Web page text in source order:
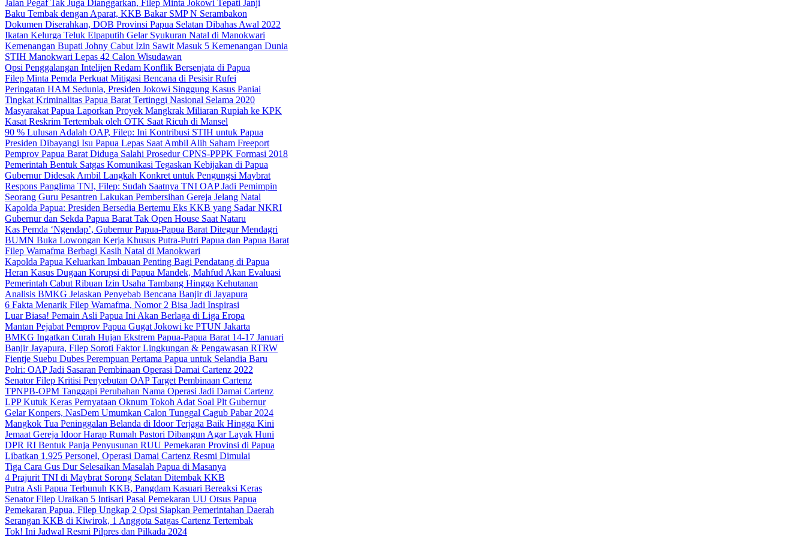
Jalan Pegaf Tak Juga Dianggarkan, Filep Minta Jokowi Tepati Janji
Baku Tembak dengan Aparat, KKB Bakar SMP N Serambakon
Dokumen Diserahkan, DOB Provinsi Papua Selatan Dibahas Awal 2022
Ikatan Kelurga Teluk Elpaputih Gelar Syukuran Natal di Manokwari
Kemenangan Bupati Johny Cabut Izin Sawit Masuk 5 Kemenangan Dunia
STIH Manokwari Lepas 42 Calon Wisudawan
Opsi Penggalangan Intelijen Redam Konflik Bersenjata di Papua
Filep Minta Pemda Perkuat Mitigasi Bencana di Pesisir Rufei
Peringatan HAM Sedunia, Presiden Jokowi Singgung Kasus Paniai
Tingkat Kriminalitas Papua Barat Tertinggi Nasional Selama 2020
Masyarakat Papua Laporkan Proyek Mangkrak Miliaran Rupiah ke KPK
Kasat Reskrim Tertembak oleh OTK Saat Ricuh di Mansel
90 % Lulusan Adalah OAP, Filep: Ini Kontribusi STIH untuk Papua
Presiden Dibayangi Isu Papua Lepas Saat Ambil Alih Saham Freeport
Pemprov Papua Barat Diduga Salahi Prosedur CPNS-PPPK Formasi 2018
Pemerintah Bentuk Satgas Komunikasi Tegaskan Kebijakan di Papua
Gubernur Didesak Ambil Langkah Konkret untuk Pengungsi Maybrat
Respons Panglima TNI, Filep: Sudah Saatnya TNI OAP Jadi Pemimpin
Seorang Guru Pesantren Lakukan Pembersihan Gereja Jelang Natal
Kapolda Papua: Presiden Bersedia Bertemu Eks KKB yang Sadar NKRI
Gubernur dan Sekda Papua Barat Tak Open House Saat Nataru
Kas Pemda ‘Ngendap’, Gubernur Papua-Papua Barat Ditegur Mendagri
BUMN Buka Lowongan Kerja Khusus Putra-Putri Papua dan Papua Barat
Filep Wamafma Berbagi Kasih Natal di Manokwari
Kapolda Papua Keluarkan Imbauan Penting Bagi Pendatang di Papua
Heran Kasus Dugaan Korupsi di Papua Mandek, Mahfud Akan Evaluasi
Pemerintah Cabut Ribuan Izin Usaha Tambang Hingga Kehutanan
Analisis BMKG Jelaskan Penyebab Bencana Banjir di Jayapura
6 Fakta Menarik Filep Wamafma, Nomor 2 Bisa Jadi Inspirasi
Luar Biasa! Pemain Asli Papua Ini Akan Berlaga di Liga Eropa
Mantan Pejabat Pemprov Papua Gugat Jokowi ke PTUN Jakarta
BMKG Ingatkan Curah Hujan Ekstrem Papua-Papua Barat 14-17 Januari
Banjir Jayapura, Filep Soroti Faktor Lingkungan & Pengawasan RTRW
Fientje Suebu Dubes Perempuan Pertama Papua untuk Selandia Baru
Polri: OAP Jadi Sasaran Pembinaan Operasi Damai Cartenz 2022
Senator Filep Kritisi Penyebutan OAP Target Pembinaan Cartenz
TPNPB-OPM Tanggapi Perubahan Nama Operasi Jadi Damai Cartenz
LPP Kutuk Keras Pernyataan Oknum Tokoh Adat Soal Plt Gubernur
Gelar Konpers, NasDem Umumkan Calon Tunggal Cagub Pabar 2024
Mangkok Tua Peninggalan Belanda di Idoor Terjaga Baik Hingga Kini
Jemaat Gereja Idoor Harap Rumah Pastori Dibangun Agar Layak Huni
DPR RI Bentuk Panja Penyusunan RUU Pemekaran Provinsi di Papua
Libatkan 1.925 Personel, Operasi Damai Cartenz Resmi Dimulai
Tiga Cara Gus Dur Selesaikan Masalah Papua di Masanya
4 Prajurit TNI di Maybrat Sorong Selatan Ditembak KKB
Putra Asli Papua Terbunuh KKB, Pangdam Kasuari Bereaksi Keras
Senator Filep Uraikan 5 Intisari Pasal Pemekaran UU Otsus Papua
Pemekaran Papua, Filep Ungkap 2 Opsi Siapkan Pemerintahan Daerah
Serangan KKB di Kiwirok, 1 Anggota Satgas Cartenz Tertembak
Tok! Ini Jadwal Resmi Pilpres dan Pilkada 2024